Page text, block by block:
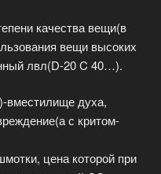
качества вещи(в
вещи высоких
лвл(D-20 C 40…).
вместилище духа,
с критом-
цена которой при